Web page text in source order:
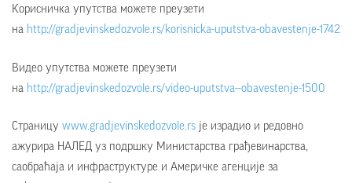
Корисничка упутства можете преузети
на http://gradjevinskedozvole.rs/korisnicka-uputstva-obavestenje-1742
Видео упутства можете преузети
на http://gradjevinskedozvole.rs/video-uputstva--obavestenje-1500
Страницу www.gradjevinskedozvole.rs је израдио и редовно
ажурира НАЛЕД уз подршку Министарства грађевинарства,
саобраћаја и инфраструктуре и Америчке агенције за